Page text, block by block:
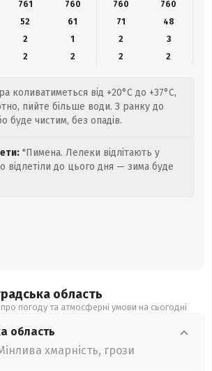
761
760 760 760
52
61 71 48
2
1 2
3
2
2 2 2
коливатиметься від +20°C до +37°C,
пийте більше води. З ранку до
буде чистим, без опадів.
"Пимена. Лелеки відлітають у
відлетіли до цього дня — зима буде
область
погоду та атмосферні умови на сьогодні
область
хмарність, грози